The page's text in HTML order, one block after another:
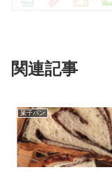
関連記事
菓子パン